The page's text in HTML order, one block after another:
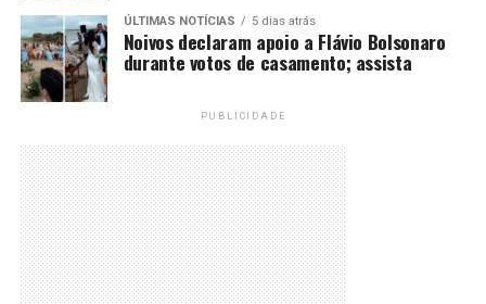
ÚLTIMAS NOTÍCIAS 5 dias atrás
Noivos declaram apoio a Flávio Bolsonaro
durante votos de casamento; assista
PUBLICIDADE